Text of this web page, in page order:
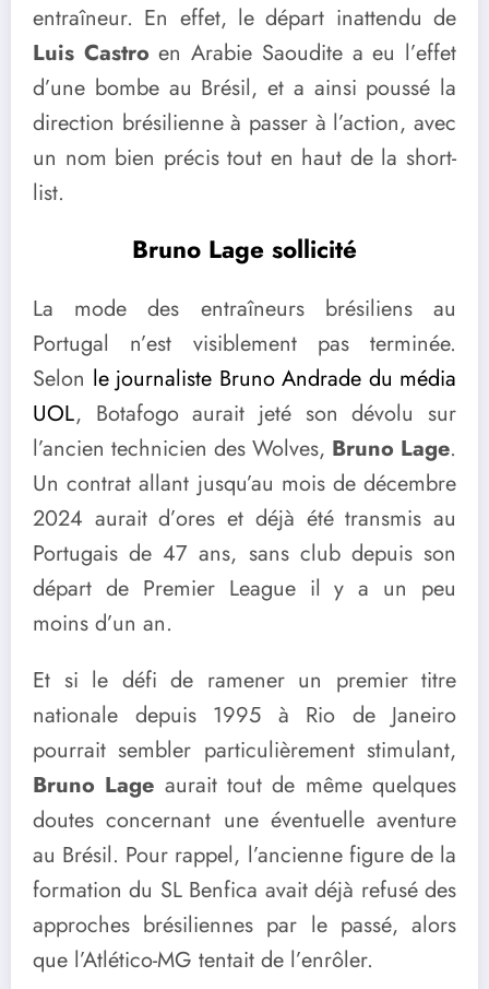
entraîneur. En effet, le départ inattendu de
Luis Castro en Arabie Saoudite a eu l’effet
d’une bombe au Brésil, et a ainsi poussé la
direction brésilienne à passer à l’action, avec
un nom bien précis tout en haut de la short-
list.
Bruno Lage sollicité
La mode des entraîneurs brésiliens au
Portugal n’est visiblement pas terminée.
Selon le journaliste Bruno Andrade du média
UOL, Botafogo aurait jeté son dévolu sur
l’ancien technicien des Wolves, Bruno Lage.
Un contrat allant jusqu’au mois de décembre
2024 aurait d’ores et déjà été transmis au
Portugais de 47 ans, sans club depuis son
départ de Premier League il y a un peu
moins d’un an.
Et si le défi de ramener un premier titre
nationale depuis 1995 à Rio de Janeiro
pourrait sembler particulièrement stimulant,
Bruno Lage aurait tout de même quelques
doutes concernant une éventuelle aventure
au Brésil. Pour rappel, l’ancienne figure de la
formation du SL Benfica avait déjà refusé des
approches brésiliennes par le passé, alors
que l’Atlético-MG tentait de l’enrôler.